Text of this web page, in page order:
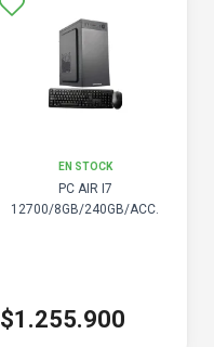
EN STOCK
PC AIR I7
12700/8GB/240GB/ACC.
$1.255.900